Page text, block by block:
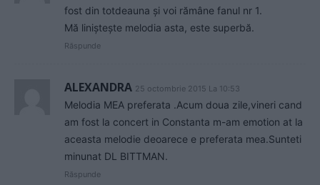
fost din totdeauna și voi rămâne fanul nr 1.
Mă liniștește melodia asta, este superbă.
Răspunde
ALEXANDRA 25 octombrie 2015 La 10:53
Melodia MEA preferata .Acum doua zile,vineri cand
am fost la concert in Constanta m-am emotion at la
aceasta melodie deoarece e preferata mea.Sunteti
minunat DL BITTMAN.
Răspunde